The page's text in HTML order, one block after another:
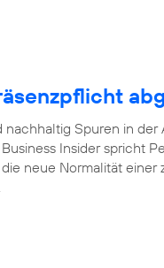
nachhaltig Spuren in
Insider spricht
neue Normalität einer